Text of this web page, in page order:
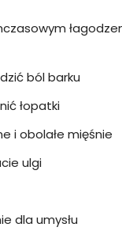
ból barku
łopatki
i obolałe mięśnie
ulgi
dla umysłu